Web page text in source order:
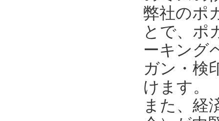
弊社のポ
とで、ポ
ーキング
ガン・検
けます。
また、経